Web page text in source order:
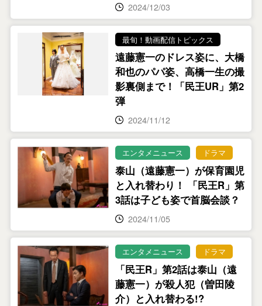
2024/12/03
最旬！動画配信トピックス
遠藤憲一のドレス姿に、大橋
和也のパパ姿、高橋一生の撮
影裏側まで！「民王UR」第2
弾
2024/11/12
エンタメニュース ドラマ
泰山（遠藤憲一）が保育園児
と入れ替わり！ 「民王R」第
3話は子ども姿で首脳会談？
2024/11/05
エンタメニュース ドラマ
「民王R」第2話は泰山（遠
藤憲一）が殺人犯（曽田陵
介）と入れ替わる!?